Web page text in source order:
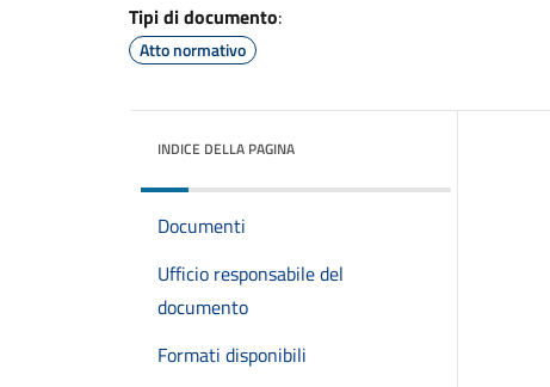
Tipi di documento:
Atto normativo
INDICE DELLA PAGINA
Documenti
Ufficio responsabile del
documento
Formati disponibili